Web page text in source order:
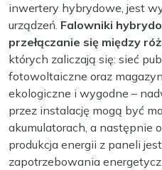
inwertery hybrydowe, jest
urządzeń. Falowniki
przełączanie się między
których zaliczają się: sieć
fotowoltaiczne oraz
ekologiczne i wygodne –
przez instalację mogą być
akumulatorach, a następnie
produkcja energii z paneli
zapotrzebowania